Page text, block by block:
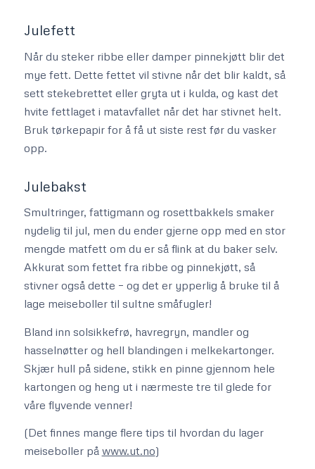
Julefett
Når du steker ribbe eller damper pinnekjøtt blir det
mye fett. Dette fettet vil stivne når det blir kaldt, så
sett stekebrettet eller gryta ut i kulda, og kast det
hvite fettlaget i matavfallet når det har stivnet helt.
Bruk tørkepapir for å få ut siste rest før du vasker
opp.
Julebakst
Smultringer, fattigmann og rosettbakkels smaker
nydelig til jul, men du ender gjerne opp med en stor
mengde matfett om du er så flink at du baker selv.
Akkurat som fettet fra ribbe og pinnekjøtt, så
stivner også dette – og det er ypperlig å bruke til å
lage meiseboller til sultne småfugler!
Bland inn solsikkefrø, havregryn, mandler og
hasselnøtter og hell blandingen i melkekartonger.
Skjær hull på sidene, stikk en pinne gjennom hele
kartongen og heng ut i nærmeste tre til glede for
våre flyvende venner!
(Det finnes mange flere tips til hvordan du lager
meiseboller på www.ut.no)